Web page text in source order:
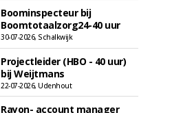
Boominspecteur bij
Boomtotaalzorg24-40 uur
30-07-2026, Schalkwijk
Projectleider (HBO - 40 uur)
bij Weijtmans
22-07-2026, Udenhout
Rayon- account manager